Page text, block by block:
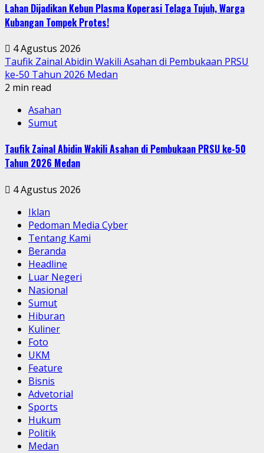
Lahan Dijadikan Kebun Plasma Koperasi Telaga Tujuh, Warga
Kubangan Tompek Protes!
4 Agustus 2026
Taufik Zainal Abidin Wakili Asahan di Pembukaan PRSU
ke-50 Tahun 2026 Medan
2 min read
Asahan
Sumut
Taufik Zainal Abidin Wakili Asahan di Pembukaan PRSU ke-50
Tahun 2026 Medan
4 Agustus 2026
Iklan
Pedoman Media Cyber
Tentang Kami
Beranda
Headline
Luar Negeri
Nasional
Sumut
Hiburan
Kuliner
Foto
UKM
Feature
Bisnis
Advetorial
Sports
Hukum
Politik
Medan